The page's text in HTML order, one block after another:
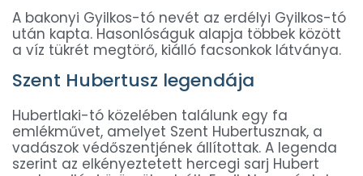
A bakonyi Gyilkos-tó nevét az erdélyi Gyilkos-tó
után kapta. Hasonlóságuk alapja többek között
a víz tükrét megtörő, kiálló facsonkok látványa.
Szent Hubertusz legendája
Hubertlaki-tó közelében találunk egy fa
emlékművet, amelyet Szent Hubertusznak, a
vadászok védőszentjének állítottak. A legenda
szerint az elkényeztetett hercegi sarj Hubert